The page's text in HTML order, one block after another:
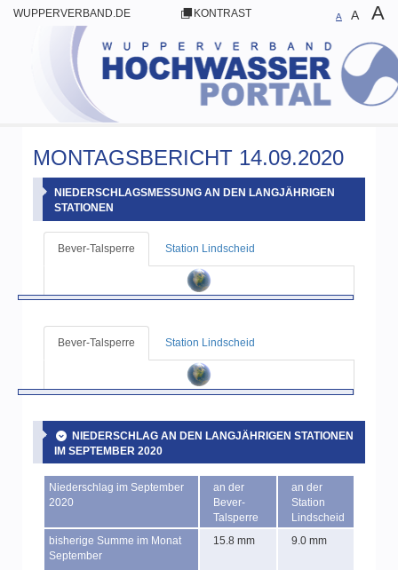
WUPPERVERBAND.DE KONTRAST A A A
MONTAGSBERICHT 14.09.2020
NIEDERSCHLAGSMESSUNG AN DEN LANGJÄHRIGEN
STATIONEN
Bever-Talsperre Station Lindscheid
Bever-Talsperre Station Lindscheid
NIEDERSCHLAG AN DEN LANGJÄHRIGEN STATIONEN
IM SEPTEMBER 2020
Niederschlag im September
2020
an der
Bever-
Talsperre
an der
Station
Lindscheid
bisherige Summe im Monat
September
15.8 mm 9.0 mm